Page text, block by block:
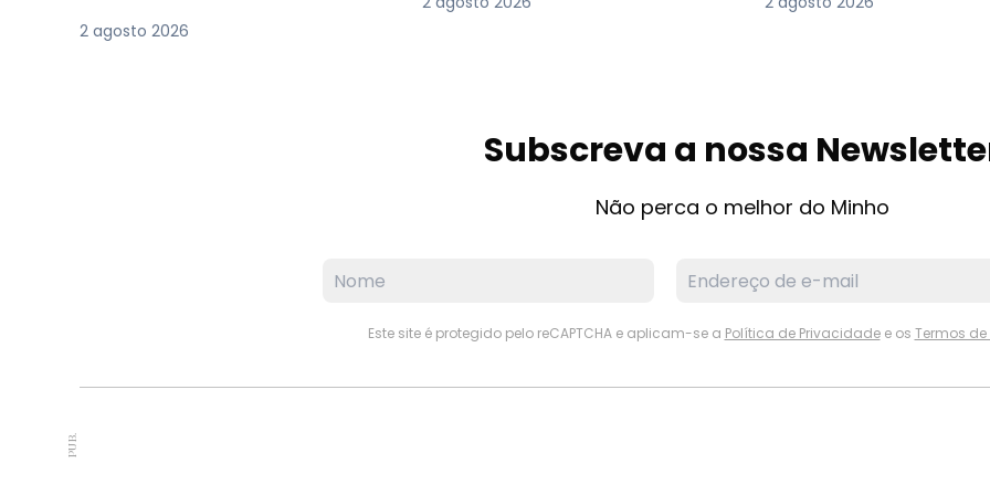
2 agosto 2026
Subscreva a nossa
Não perca o melhor do Minho
Este site é protegido pelo reCAPTCHA e aplicam-se a Política de Privacidadee os Termos de
PUB.